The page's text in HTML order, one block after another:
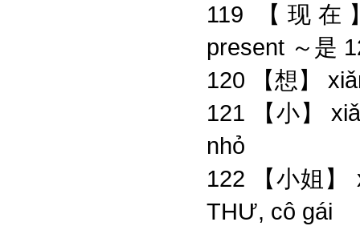
119 【现在
present ～是
120 【想】
121 【小】
nhỏ
122 【小姐】
THƯ, cô gái